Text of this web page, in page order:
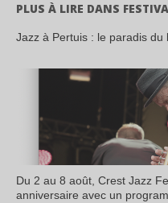
PLUS À LIRE DANS
Jazz à Pertuis : le paradis du
Du 2 au 8 août, Crest Jazz
anniversaire avec un